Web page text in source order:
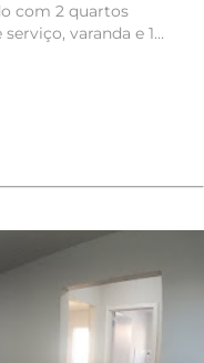
com 2 quartos
varanda e 1